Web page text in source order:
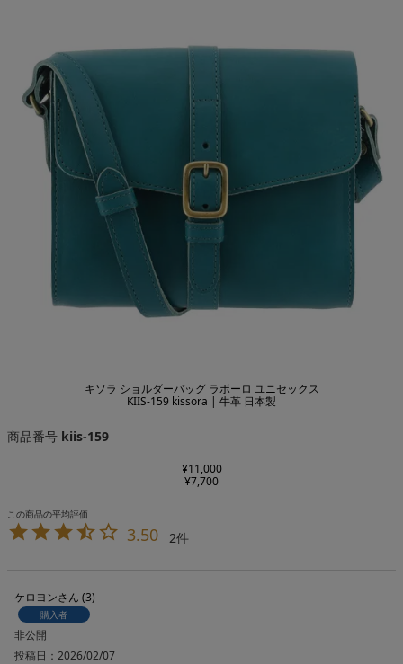
キソラ ショルダーバッグ ラボーロ ユニセックス
KIIS-159 kissora | 牛革 日本製
商品番号 kiis-159
¥11,000
¥7,700
3.50 2
ケロヨン 3
購入者
非公開
投稿日
2026/02/07